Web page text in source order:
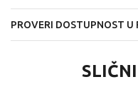
PROVERI DOSTUPNOST